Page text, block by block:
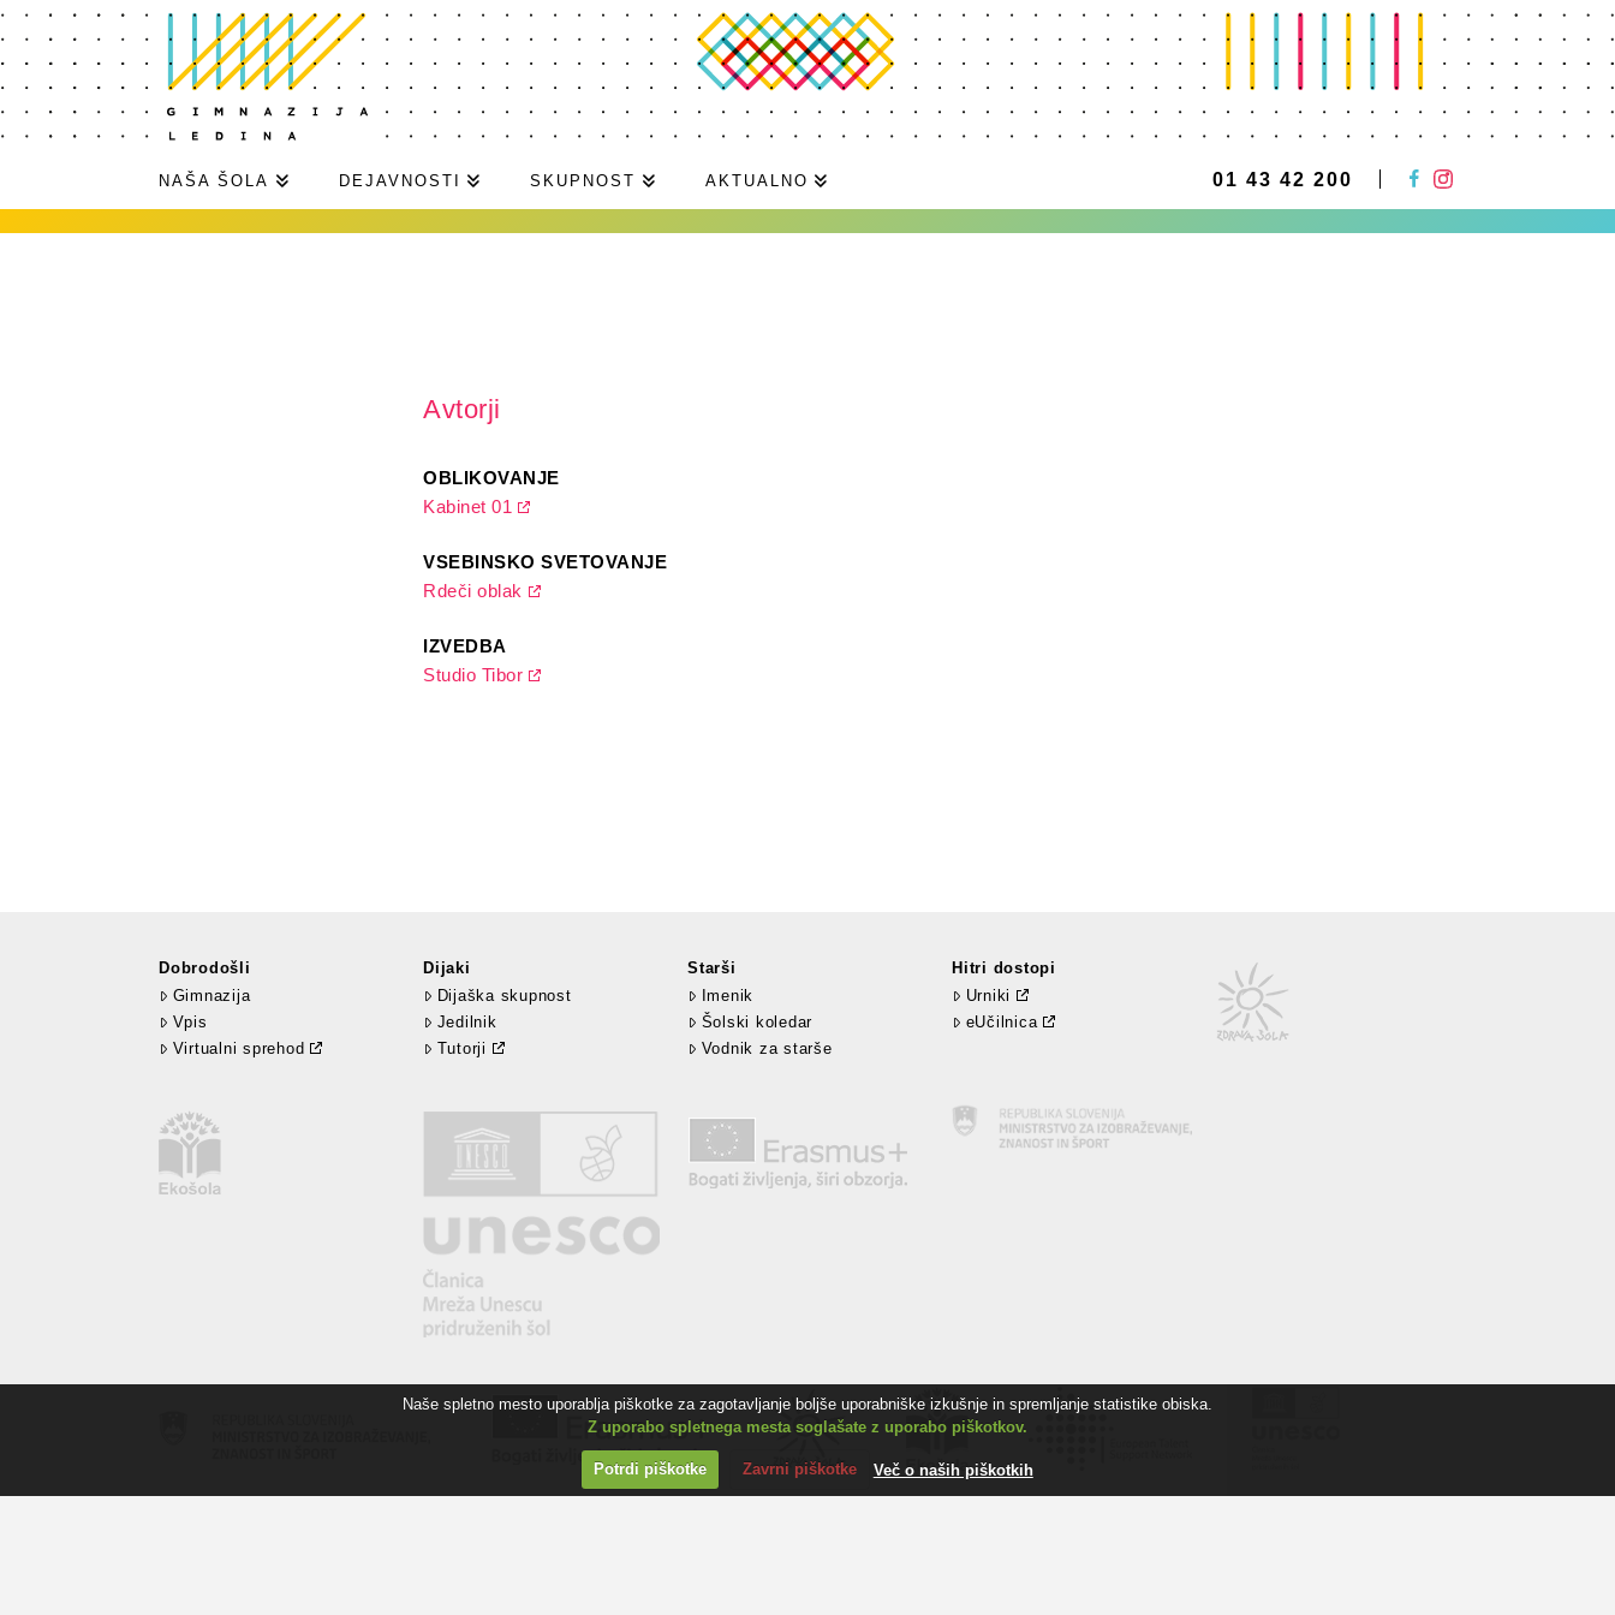
NAŠA ŠOLA DEJAVNOSTI SKUPNOST AKTUALNO 01 43 42 200
Avtorji
OBLIKOVANJE
Kabinet 01
VSEBINSKO SVETOVANJE
Rdeči oblak
IZVEDBA
Studio Tibor
Dobrodošli
Gimnazija
Vpis
Virtualni sprehod
Dijaki
Dijaška skupnost
Jedilnik
Tutorji
Starši
Imenik
Šolski koledar
Vodnik za starše
Hitri dostopi
Urniki
eUčilnica
Naše spletno mesto uporablja piškotke za zagotavljanje boljše uporabniške izkušnje in spremljanje statistike obiska.
Z uporabo spletnega mesta soglašate z uporabo piškotkov.
Potrdi piškotke Zavrni piškotke Več o naših piškotkih